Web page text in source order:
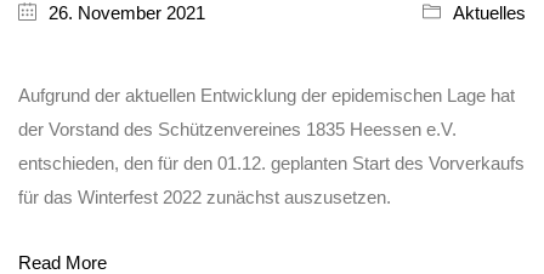
26. November 2021 Aktuelles
Aufgrund der aktuellen Entwicklung der epidemischen Lage hat
der Vorstand des Schützenvereines 1835 Heessen e.V.
entschieden, den für den 01.12. geplanten Start des Vorverkaufs
für das Winterfest 2022 zunächst auszusetzen.
Read More